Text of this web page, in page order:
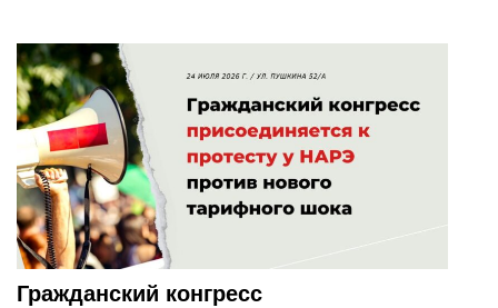
Гражданский конгресс